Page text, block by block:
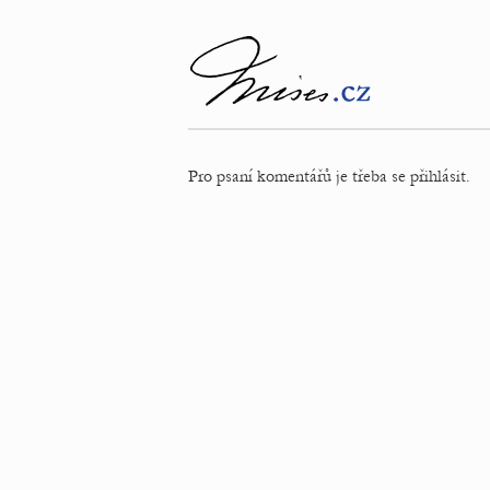
Pro psaní komentářů je třeba se přihlásit.